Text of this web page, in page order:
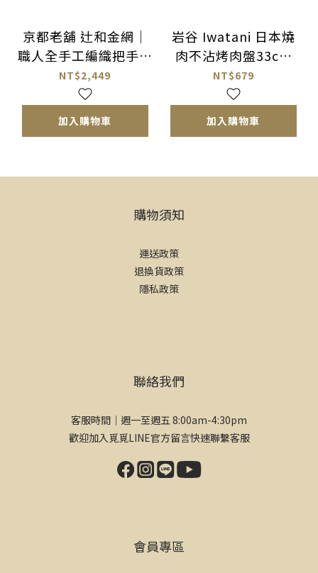
京都老舖 辻和金網｜
職人全手工編織把手雙
層金網
NT$2,449
加入購物車
岩谷 Iwatani 日本燒
肉不沾烤肉盤33cm
（可穩穩卡入岩谷瓦斯
爐架）
NT$679
加入購物車
購物須知
運送政策
退換貨政策
隱私政策
聯絡我們
客服時間｜週一至週五 8:00am-4:30pm
歡迎加入覓覓LINE官方留言快速聯繫客服
會員專區